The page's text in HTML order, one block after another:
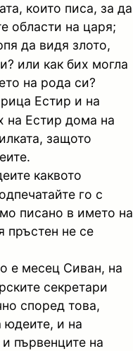
които писа, за да
области на царя;
да видя злото,
или как бих могла
на рода си?
Естир и на
на Естир дома на
защото
каквото
го с
писано в името на
пръстен не се
е месец Сиван, на
секретари
според това,
юдеите, и на
първенците на